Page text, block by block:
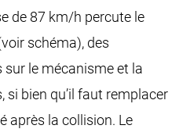
de 87 km/h percute le
schéma), des
le mécanisme et la
bien qu’il faut remplacer
après la collision. Le